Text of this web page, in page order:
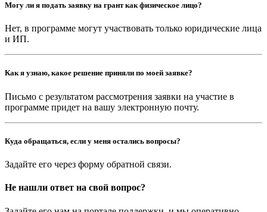
Могу ли я подать заявку на грант как физическое лицо?
Нет, в программе могут участвовать только юридические лица
и ИП.
Как я узнаю, какое решение приняли по моей заявке?
Письмо с результатом рассмотрения заявки на участие в
программе придет на вашу электронную почту.
Куда обращаться, если у меня остались вопросы?
Задайте его через форму обратной связи.
Не нашли ответ на свой вопрос?